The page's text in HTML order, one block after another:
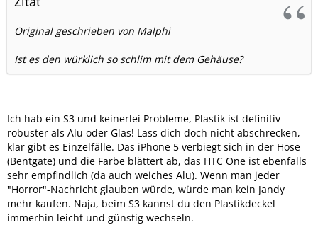
Original geschrieben von Malphi
Ist es den würklich so schlim mit dem Gehäuse?
Ich hab ein S3 und keinerlei Probleme, Plastik ist definitiv
robuster als Alu oder Glas! Lass dich doch nicht abschrecken,
klar gibt es Einzelfälle. Das iPhone 5 verbiegt sich in der Hose
(Bentgate) und die Farbe blättert ab, das HTC One ist ebenfalls
sehr empfindlich (da auch weiches Alu). Wenn man jeder
"Horror"-Nachricht glauben würde, würde man kein Jandy
mehr kaufen. Naja, beim S3 kannst du den Plastikdeckel
immerhin leicht und günstig wechseln.